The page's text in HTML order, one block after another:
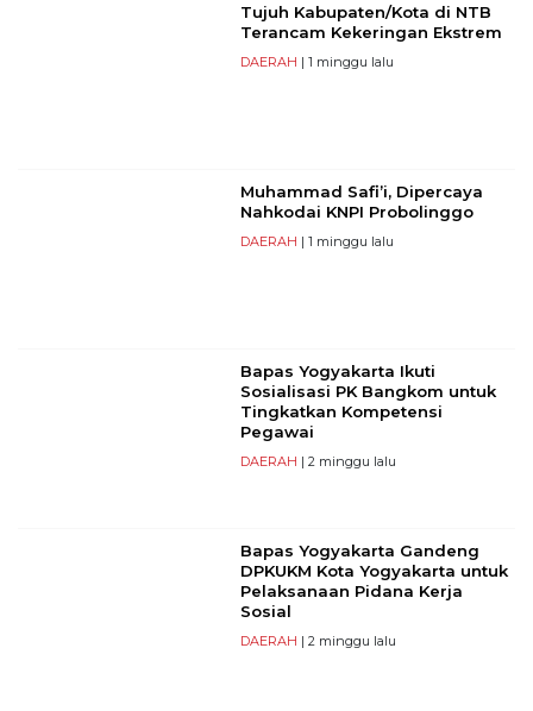
Tujuh Kabupaten/Kota di NTB
Terancam Kekeringan Ekstrem
DAERAH | 1 minggu lalu
Muhammad Safi’i, Dipercaya
Nahkodai KNPI Probolinggo
DAERAH | 1 minggu lalu
Bapas Yogyakarta Ikuti
Sosialisasi PK Bangkom untuk
Tingkatkan Kompetensi
Pegawai
DAERAH | 2 minggu lalu
Bapas Yogyakarta Gandeng
DPKUKM Kota Yogyakarta untuk
Pelaksanaan Pidana Kerja
Sosial
DAERAH | 2 minggu lalu